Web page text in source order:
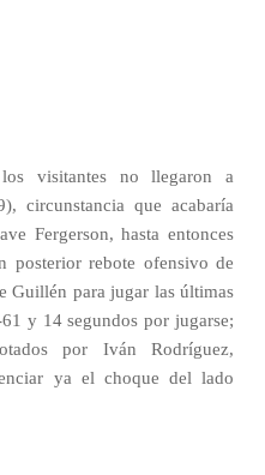
visitantes no llegaron a
circunstancia que acabaría
Fergerson, hasta entonces
posterior rebote ofensivo de
Guillén para jugar las últimas
y 14 segundos por jugarse;
por Iván Rodríguez,
ya el choque del lado